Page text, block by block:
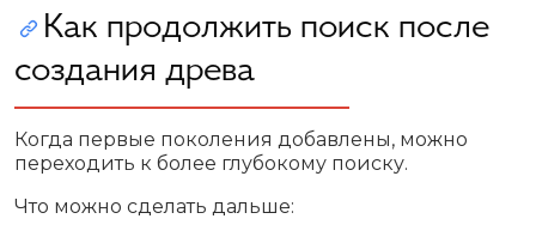
Как продолжить поиск после
создания древа
Когда первые поколения добавлены, можно
переходить к более глубокому поиску.
Что можно сделать дальше: